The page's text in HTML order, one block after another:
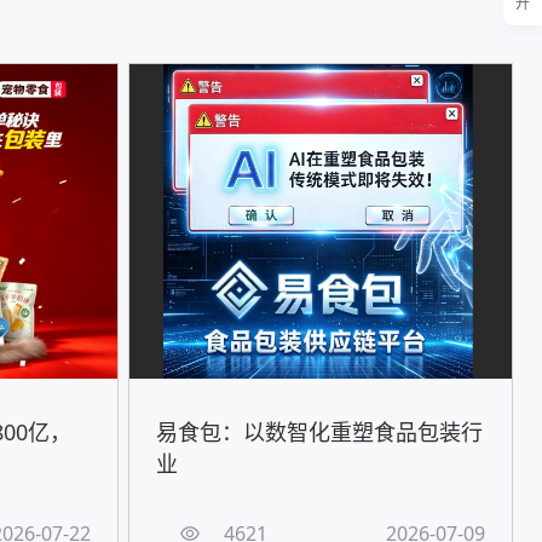
亿，
07-22
易食包：以数智化重塑食品包装行
业
4621 2026-07-09